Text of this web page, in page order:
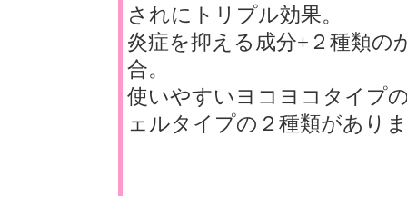
されにトリプル効果。
炎症を抑える成分+２種類の
合。
使いやすいヨコヨコタイプ
ェルタイプの２種類があり